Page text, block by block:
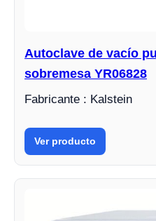
Autoclave de vacío
sobremesa YR06828
Fabricante : Kalstein
Ver producto